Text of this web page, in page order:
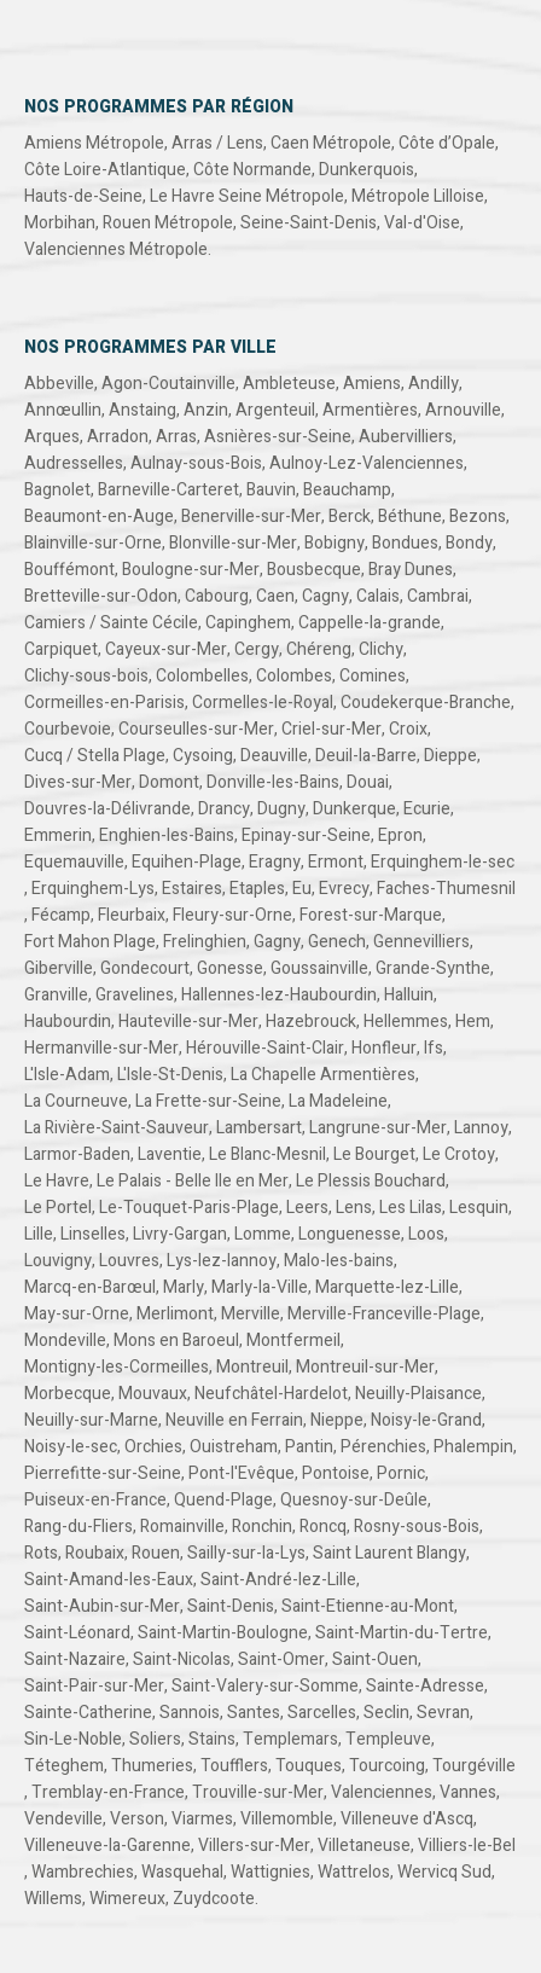
NOS PROGRAMMES PAR RÉGION
Amiens Métropole,Arras / Lens,Caen Métropole,Côte d’Opale,
Côte Loire-Atlantique,Côte Normande,Dunkerquois,
Hauts-de-Seine,Le Havre Seine Métropole,Métropole Lilloise,
Morbihan,Rouen Métropole,Seine-Saint-Denis,Val-d'Oise,
Valenciennes Métropole.
NOS PROGRAMMES PAR VILLE
Abbeville,Agon-Coutainville,Ambleteuse,Amiens,Andilly,
Annœullin,Anstaing,Anzin,Argenteuil,Armentières,Arnouville,
Arques,Arradon,Arras,Asnières-sur-Seine,Aubervilliers,
Audresselles,Aulnay-sous-Bois,Aulnoy-Lez-Valenciennes,
Bagnolet,Barneville-Carteret,Bauvin,Beauchamp,
Beaumont-en-Auge,Benerville-sur-Mer,Berck,Béthune,Bezons,
Blainville-sur-Orne,Blonville-sur-Mer,Bobigny,Bondues,Bondy,
Bouffémont,Boulogne-sur-Mer,Bousbecque,Bray Dunes,
Bretteville-sur-Odon,Cabourg,Caen,Cagny,Calais,Cambrai,
Camiers / Sainte Cécile,Capinghem,Cappelle-la-grande,
Carpiquet,Cayeux-sur-Mer,Cergy,Chéreng,Clichy,
Clichy-sous-bois,Colombelles,Colombes,Comines,
Cormeilles-en-Parisis,Cormelles-le-Royal,Coudekerque-Branche,
Courbevoie,Courseulles-sur-Mer,Criel-sur-Mer,Croix,
Cucq / Stella Plage,Cysoing,Deauville,Deuil-la-Barre,Dieppe,
Dives-sur-Mer,Domont,Donville-les-Bains,Douai,
Douvres-la-Délivrande,Drancy,Dugny,Dunkerque,Ecurie,
Emmerin,Enghien-les-Bains,Epinay-sur-Seine,Epron,
Equemauville,Equihen-Plage,Eragny,Ermont,Erquinghem-le-sec
,Erquinghem-Lys,Estaires,Etaples,Eu,Evrecy,Faches-Thumesnil
,Fécamp,Fleurbaix,Fleury-sur-Orne,Forest-sur-Marque,
Fort Mahon Plage,Frelinghien,Gagny,Genech,Gennevilliers,
Giberville,Gondecourt,Gonesse,Goussainville,Grande-Synthe,
Granville,Gravelines,Hallennes-lez-Haubourdin,Halluin,
Haubourdin,Hauteville-sur-Mer,Hazebrouck,Hellemmes,Hem,
Hermanville-sur-Mer,Hérouville-Saint-Clair,Honfleur,Ifs,
L'Isle-Adam,L'Isle-St-Denis,La Chapelle Armentières,
La Courneuve,La Frette-sur-Seine,La Madeleine,
La Rivière-Saint-Sauveur,Lambersart,Langrune-sur-Mer,Lannoy,
Larmor-Baden,Laventie,Le Blanc-Mesnil,Le Bourget,Le Crotoy,
Le Havre,Le Palais - Belle Ile en Mer,Le Plessis Bouchard,
Le Portel,Le-Touquet-Paris-Plage,Leers,Lens,Les Lilas,Lesquin,
Lille,Linselles,Livry-Gargan,Lomme,Longuenesse,Loos,
Louvigny,Louvres,Lys-lez-lannoy,Malo-les-bains,
Marcq-en-Barœul,Marly,Marly-la-Ville,Marquette-lez-Lille,
May-sur-Orne,Merlimont,Merville,Merville-Franceville-Plage,
Mondeville,Mons en Baroeul,Montfermeil,
Montigny-les-Cormeilles,Montreuil,Montreuil-sur-Mer,
Morbecque,Mouvaux,Neufchâtel-Hardelot,Neuilly-Plaisance,
Neuilly-sur-Marne,Neuville en Ferrain,Nieppe,Noisy-le-Grand,
Noisy-le-sec,Orchies,Ouistreham,Pantin,Pérenchies,Phalempin,
Pierrefitte-sur-Seine,Pont-l'Evêque,Pontoise,Pornic,
Puiseux-en-France,Quend-Plage,Quesnoy-sur-Deûle,
Rang-du-Fliers,Romainville,Ronchin,Roncq,Rosny-sous-Bois,
Rots,Roubaix,Rouen,Sailly-sur-la-Lys,Saint Laurent Blangy,
Saint-Amand-les-Eaux,Saint-André-lez-Lille,
Saint-Aubin-sur-Mer,Saint-Denis,Saint-Etienne-au-Mont,
Saint-Léonard,Saint-Martin-Boulogne,Saint-Martin-du-Tertre,
Saint-Nazaire,Saint-Nicolas,Saint-Omer,Saint-Ouen,
Saint-Pair-sur-Mer,Saint-Valery-sur-Somme,Sainte-Adresse,
Sainte-Catherine,Sannois,Santes,Sarcelles,Seclin,Sevran,
Sin-Le-Noble,Soliers,Stains,Templemars,Templeuve,
Téteghem,Thumeries,Toufflers,Touques,Tourcoing,Tourgéville
,Tremblay-en-France,Trouville-sur-Mer,Valenciennes,Vannes,
Vendeville,Verson,Viarmes,Villemomble,Villeneuve d'Ascq,
Villeneuve-la-Garenne,Villers-sur-Mer,Villetaneuse,Villiers-le-Bel
,Wambrechies,Wasquehal,Wattignies,Wattrelos,Wervicq Sud,
Willems,Wimereux, Zuydcoote.